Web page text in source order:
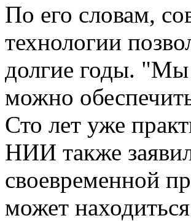
По его словам,
технологии
долгие годы. "Мы
можно
Сто лет уже
НИИ также
своевременной
может